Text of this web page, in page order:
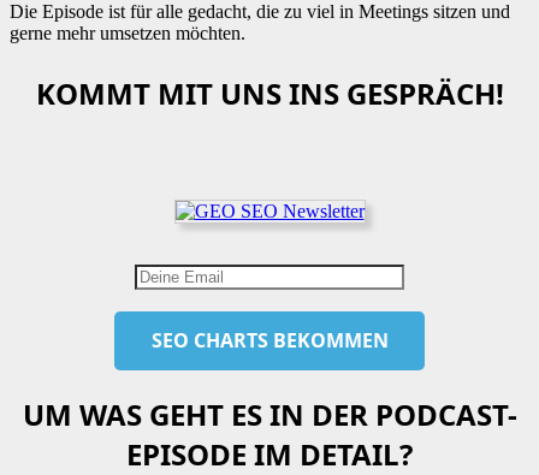
Die Episode ist für alle gedacht, die zu viel in Meetings sitzen und
gerne mehr umsetzen möchten.
KOMMT MIT UNS INS GESPRÄCH!
UM WAS GEHT ES IN DER PODCAST-
EPISODE IM DETAIL?